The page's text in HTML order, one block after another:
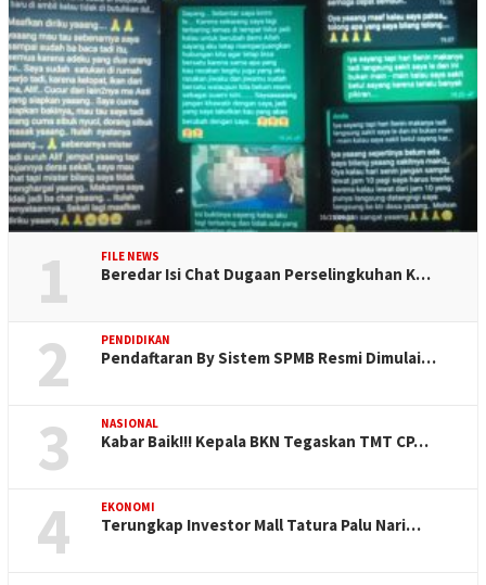
1 FILE NEWS
Beredar Isi Chat Dugaan Perselingkuhan K…
2 PENDIDIKAN
Pendaftaran By Sistem SPMB Resmi Dimulai…
3 NASIONAL
Kabar Baik!!! Kepala BKN Tegaskan TMT CP…
4 EKONOMI
Terungkap Investor Mall Tatura Palu Nari…